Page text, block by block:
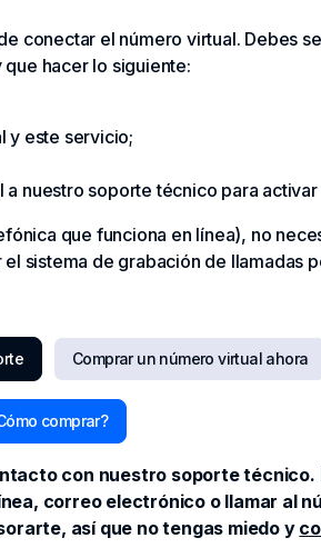
conectar el número virtual. Debes
que hacer lo siguiente:
y este servicio;
nuestro soporte técnico para
que funciona en línea), no
sistema de grabación de llamadas
Comprar un número virtual ahora
comprar?
con nuestro soporte técnico.
correo electrónico o llamar al
así que no tengas miedo y